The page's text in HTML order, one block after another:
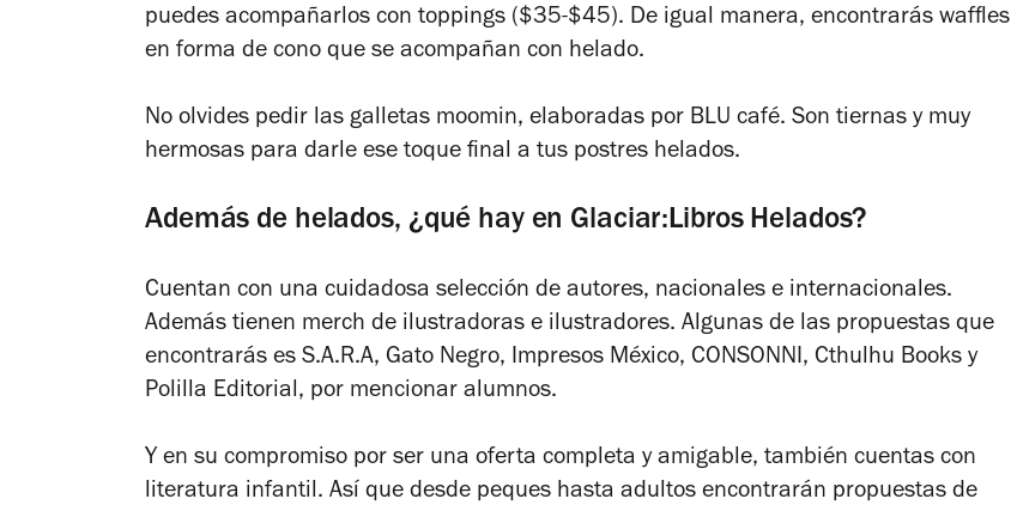
puedes acompañarlos con toppings ($35-$45). De igual manera, encontrarás waffles
en forma de cono que se acompañan con helado.
No olvides pedir las galletas moomin, elaboradas por BLU café. Son tiernas y muy
hermosas para darle ese toque final a tus postres helados.
Además de helados, ¿qué hay en Glaciar:Libros Helados?
Cuentan con una cuidadosa selección de autores, nacionales e internacionales.
Además tienen merch de ilustradoras e ilustradores. Algunas de las propuestas que
encontrarás es S.A.R.A, Gato Negro, Impresos México, CONSONNI, Cthulhu Books y
Polilla Editorial, por mencionar alumnos.
Y en su compromiso por ser una oferta completa y amigable, también cuentas con
literatura infantil. Así que desde peques hasta adultos encontrarán propuestas de